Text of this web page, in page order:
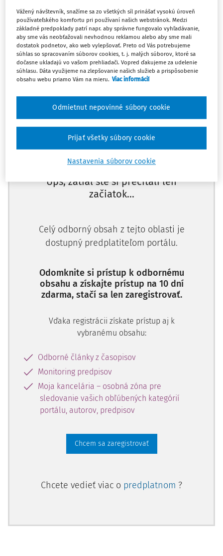
doby je deň, ktorý nasleduje po splatnosti peňažného
dlhu.
Rozsudok Najvyššieho súdu SR, sp. zn. 5 Cdo 29/2024
Skutkový stav
Okresný súd(ďalej aj "súd prvej inštancie") rozsudkom zo
14. júna 2018 určil, že žalobca v 1. rade je vlastníkom v
žalobkyňou v 2. rade, pozn. dovolacieho súdu) sú
bezpodieloví spoluvlastníci v podiele 1/2 nehnuteľností.
Okresný súd uviedol, že žalobcovia ako predávajúci a
oprávnení a žalovaní ako kupujúci a povinní uzatvorili
Kúpnu zmluvu a zmluvu o zriadení práva
práva žalobcov k špecifikovaným nehnuteľnostiam na
žalovaných, ktorí ich nadobudli do bezpodielového
zmluvy dohodnutá kúpna cena mala byť vypla
Máte predplatné? Prihláste sa
Ups, zatiaľ ste si prečítali len
začiatok...
Celý odborný obsah z tejto oblasti je
dostupný predplatiteľom portálu.
Odomknite si prístup k odbornému
obsahu a získajte prístup na 10 dní
zdarma, stačí sa len zaregistrovať.
Vďaka registrácii získate prístup aj k
vybranému obsahu:
Odborné články z časopisov
Monitoring predpisov
Moja kancelária – osobná zóna pre
sledovanie vašich obľúbených kategórií
portálu, autorov, predpisov
Chcem sa zaregistrovať
Chcete vedieť viac o predplatnom ?
Vážený návštevník, snažíme sa zo všetkých síl prinášať vysokú úroveň
používateľského komfortu pri používaní našich webstránok. Medzi
základné predpoklady patrí napr. aby správne fungovalo vyhľadávanie,
aby sme vás neobťažovali nevhodnou reklamou alebo aby sme mali
dostatok podnetov, ako web vylepšovať. Preto od Vás potrebujeme
súhlas so spracovaním súborov cookies, t. j. malých súborov, ktoré sa
dočasne ukladajú vo vašom prehliadači. Vopred ďakujeme za udelenie
súhlasu. Dáta využijeme na zlepšovanie našich služieb a prispôsobenie
obsahu webu priamo Vám na mieru. Viac informácií
Nastavenia súborov cookie
Odmietnut nepovinné súbory cookie
Prijať všetky súbory cookie